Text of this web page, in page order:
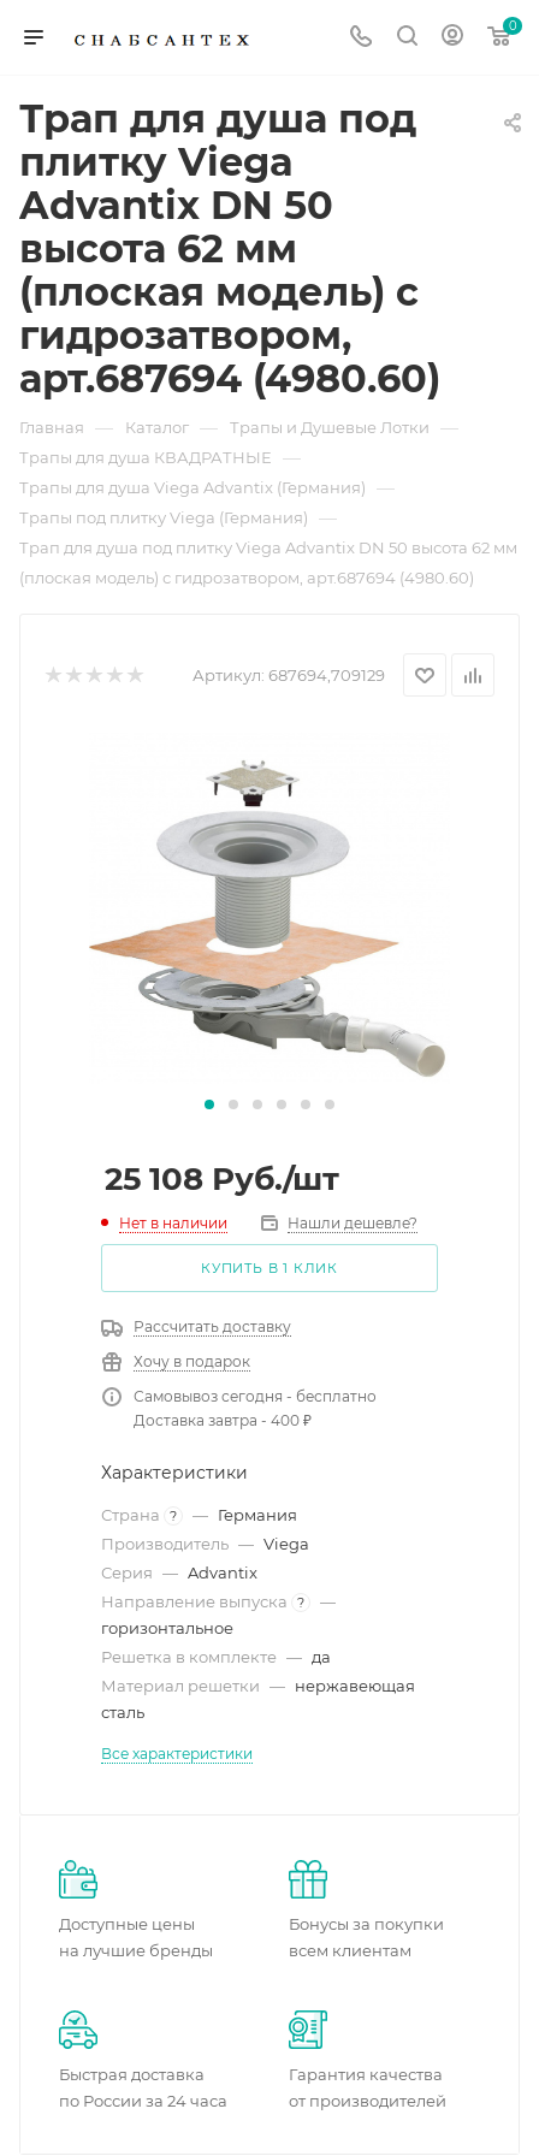
0
Трап для душа под
плитку Viega
Advantix DN 50
высота 62 мм
(плоская модель) с
гидрозатвором,
арт.687694 (4980.60)
Главная — Каталог — Трапы и Душевые Лотки —
Трапы для душа КВАДРАТНЫЕ —
Трапы для душа Viega Advantix (Германия) —
Трапы под плитку Viega (Германия) —
Трап для душа под плитку Viega Advantix DN 50 высота 62 мм
(плоская модель) с гидрозатвором, арт.687694 (4980.60)
Артикул: 687694,709129
25 108 Руб./шт
Нет в наличии Нашли дешевле?
КУПИТЬ В 1 КЛИК
Рассчитать доставку
Хочу в подарок
Самовывоз сегодня - бесплатно
Доставка завтра - 400 ₽
Характеристики
Страна ? — Германия
Производитель — Viega
Серия — Advantix
Направление выпуска
?
—
горизонтальное
Решетка в комплекте — да
Материал решетки — нержавеющая
сталь
Все характеристики
Доступные цены
на лучшие бренды
Бонусы за покупки
всем клиентам
Быстрая доставка
по России за 24 часа
Гарантия качества
от производителей